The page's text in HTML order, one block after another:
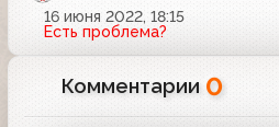
16 июня 2022, 18:15
Есть проблема?
Комментарии 0